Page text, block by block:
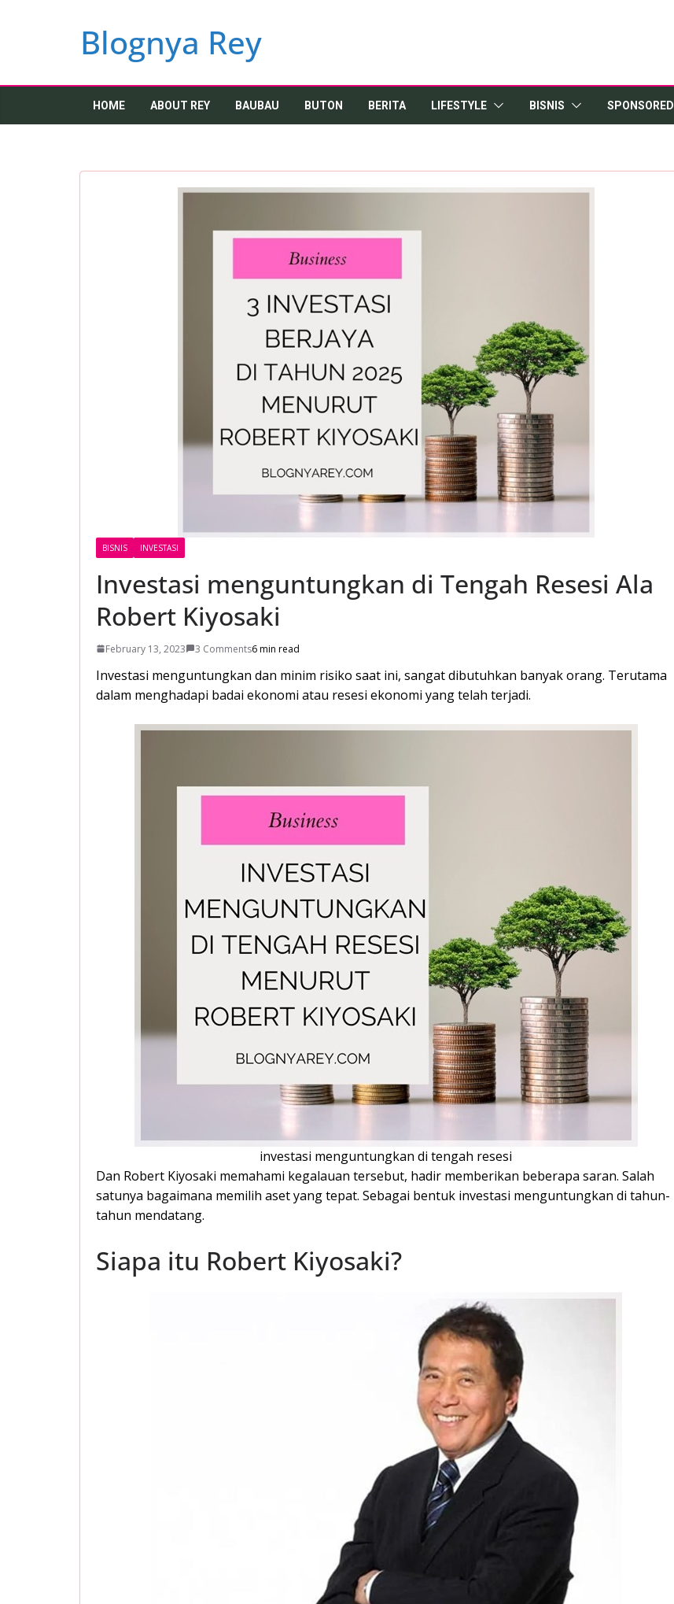
Blognya Rey
HOME ABOUT REY BAUBAU BUTON BERITA LIFESTYLE BISNIS SPONSORED
BISNIS INVESTASI
Investasi menguntungkan di Tengah Resesi Ala
Robert Kiyosaki
February 13, 2023 3 Comments6 min read
Investasi menguntungkan dan minim risiko saat ini, sangat dibutuhkan banyak orang. Terutama
dalam menghadapi badai ekonomi atau resesi ekonomi yang telah terjadi.
investasi menguntungkan di tengah resesi
Dan Robert Kiyosaki memahami kegalauan tersebut, hadir memberikan beberapa saran. Salah
satunya bagaimana memilih aset yang tepat. Sebagai bentuk investasi menguntungkan di tahun-
tahun mendatang.
Siapa itu Robert Kiyosaki?